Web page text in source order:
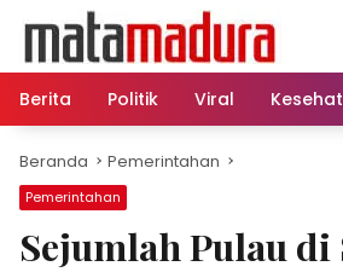
konten
Berita
Politik Viral
Beranda Pemerintahan
Pemerintahan
Sejumlah Pulau di